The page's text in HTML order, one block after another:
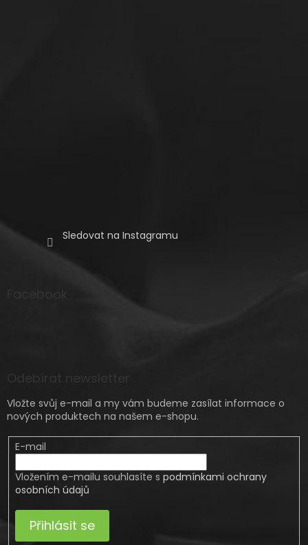
Sledovat na Instagramu
Vložte svůj e-mail a my vám budeme zasílat informace o
nových produktech na našem e-shopu.
E-mail
Vložením e-mailu souhlasíte s podmínkami ochrany
osobních údajů
Přihlásit se